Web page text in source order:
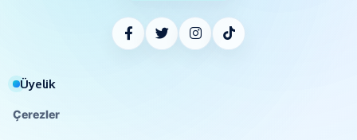
Üyelik
Çerezler